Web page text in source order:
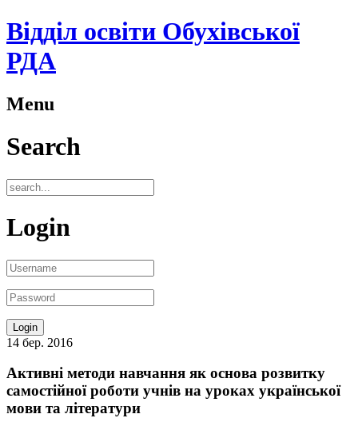
Відділ освіти Обухівської
РДА
Menu
Search
Login
14 бер. 2016
Активні методи навчання як основа розвитку
самостійної роботи учнів на уроках української
мови та літератури